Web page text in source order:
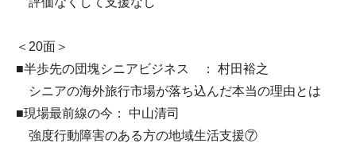
＜20面＞
■半歩先の団塊シニアビジネス ： 村田裕之
シニアの海外旅行市場が落ち込んだ本当の理由とは
■現場最前線の今： 中山清司
強度行動障害のある方の地域生活支援⑦